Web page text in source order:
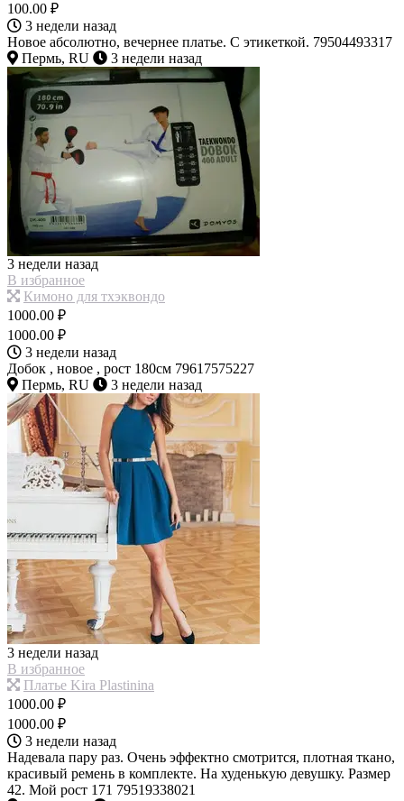
100.00 ₽
3 недели назад
Новое абсолютно, вечернее платье. С этикеткой. 79504493317
Пермь, RU
3 недели назад
3 недели назад
В избранное
Кимоно для тхэквондо
1000.00 ₽
1000.00 ₽
3 недели назад
Добок , новое , рост 180см 79617575227
Пермь, RU
3 недели назад
3 недели назад
В избранное
Платье Kira Plastinina
1000.00 ₽
1000.00 ₽
3 недели назад
Надевала пару раз. Очень эффектно смотрится, плотная ткано,
красивый ремень в комплекте. На худенькую девушку. Размер
42. Мой рост 171 79519338021